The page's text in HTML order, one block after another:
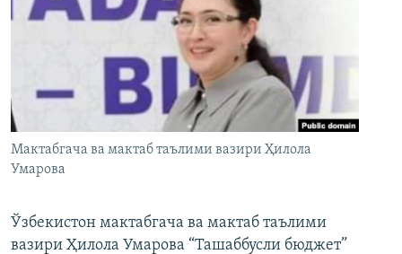
Мактабгача ва мактаб таълими вазири Ҳилола
Умарова
Ўзбекистон мактабгача ва мактаб таълими
вазири Ҳилола Умарова “Ташаббусли бюджет”